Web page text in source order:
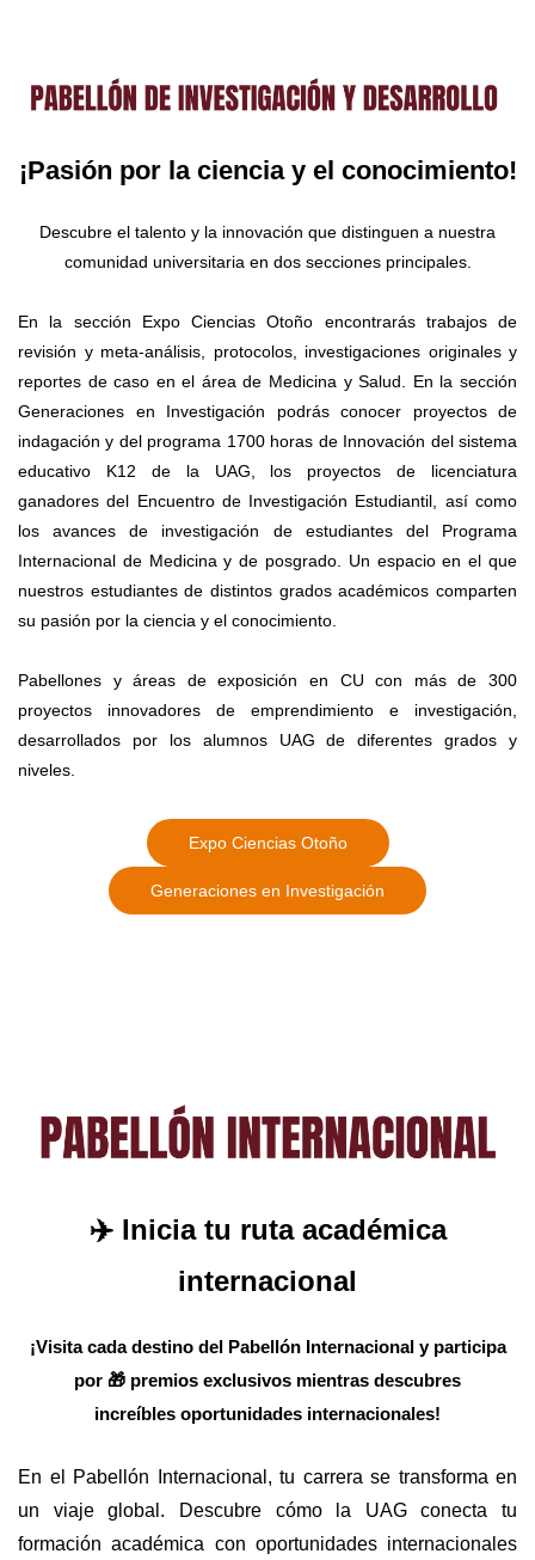
¡Pasión por la ciencia y el conocimiento!
Descubre el talento y la innovación que distinguen a nuestra
comunidad universitaria en dos secciones principales.
En la sección Expo Ciencias Otoño encontrarás trabajos de
revisión y meta-análisis, protocolos, investigaciones originales y
reportes de caso en el área de Medicina y Salud. En la sección
Generaciones en Investigación podrás conocer proyectos de
indagación y del programa 1700 horas de Innovación del sistema
educativo K12 de la UAG, los proyectos de licenciatura
ganadores del Encuentro de Investigación Estudiantil, así como
los avances de investigación de estudiantes del Programa
Internacional de Medicina y de posgrado. Un espacio en el que
nuestros estudiantes de distintos grados académicos comparten
su pasión por la ciencia y el conocimiento.
Pabellones y áreas de exposición en CU con más de 300
proyectos innovadores de emprendimiento e investigación,
desarrollados por los alumnos UAG de diferentes grados y
niveles.
Expo Ciencias Otoño
Generaciones en Investigación
✈️Inicia tu ruta académica
internacional
¡Visita cada destino del Pabellón Internacional y participa
por 🎁 premios exclusivos mientras descubres
increíbles oportunidades internacionales!
En el Pabellón Internacional, tu carrera se transforma en
un viaje global. Descubre cómo la UAG conecta tu
formación académica con oportunidades internacionales